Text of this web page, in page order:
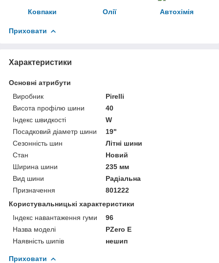
Ковпаки Олії Автохімія
Приховати
Характеристики
Основні атрибути
Виробник
Pirelli
Висота профілю шини
40
Індекс швидкості
W
Посадковий діаметр шини
19"
Сезонність шин
Літні шини
Стан
Новий
Ширина шини
235 мм
Вид шини
Радіальна
Призначення
801222
Користувальницькі характеристики
Індекс навантаження гуми
96
Назва моделі
PZero E
Наявність шипів
нешип
Приховати